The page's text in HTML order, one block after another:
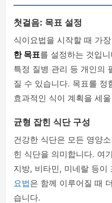
첫걸음: 목표 설정
식이요법을 시작할 때 가
한 목표를 설정하는 것입
특정 질병 관리 등 개인의
질 수 있습니다. 목표를 정
효과적인 식이 계획을 세
균형 잡힌 식단 구성
건강한 식단은 모든 영양
힌 식단을 의미합니다. 여
지방, 비타민, 미네랄 등이
요법은 함께 이루어질 때
습니다.